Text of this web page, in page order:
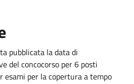
pubblicata la data di
del concocorso per 6 posti
esami per la copertura a tempo